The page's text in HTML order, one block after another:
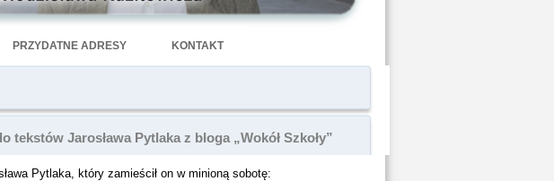
PRZYDATNE ADRESY KONTAKT
tekstów Jarosława Pytlaka z bloga „Wokół Szkoły”
Pytlaka, który zamieścił on w minioną sobotę: